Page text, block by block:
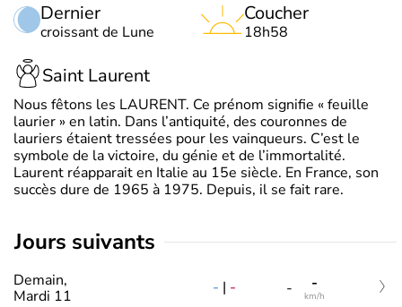
Dernier
croissant de Lune
Coucher
18h58
Saint Laurent
Nous fêtons les LAURENT. Ce prénom signifie « feuille
laurier » en latin. Dans l’antiquité, des couronnes de
lauriers étaient tressées pour les vainqueurs. C’est le
symbole de la victoire, du génie et de l’immortalité.
Laurent réapparait en Italie au 15e siècle. En France, son
succès dure de 1965 à 1975. Depuis, il se fait rare.
jours suivants
Demain,
Mardi 11
- | - - -
km/h